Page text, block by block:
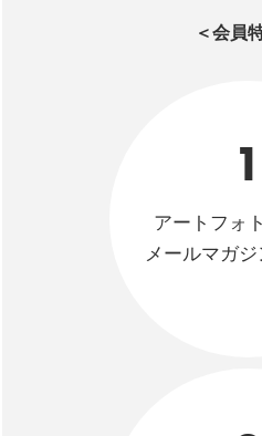
＜会員
1
アートフォ
メールマガ